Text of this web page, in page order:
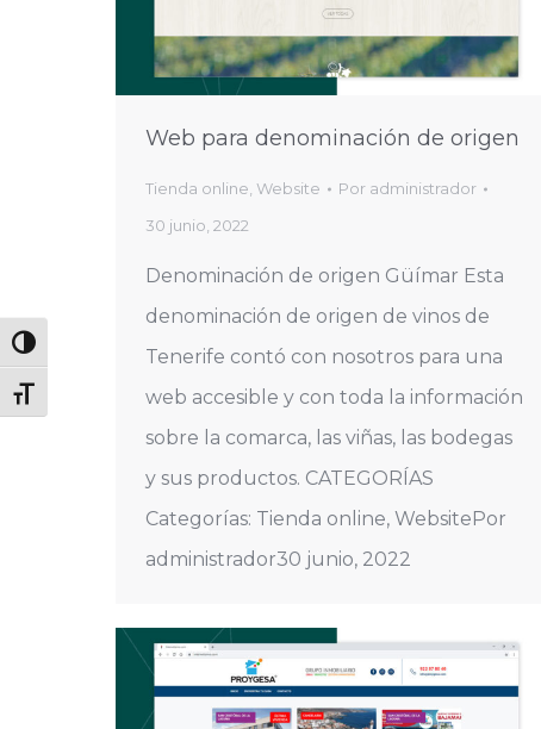
Alternar alto contraste
Alternar tamaño de letra
Web para denominación de origen
Tienda online Website Por administrador
30 junio, 2022
Denominación de origen Güímar Esta
denominación de origen de vinos de
Tenerife contó con nosotros para una
web accesible y con toda la información
sobre la comarca, las viñas, las bodegas
y sus productos. CATEGORÍAS
Categorías: Tienda online, WebsitePor
administrador30 junio, 2022